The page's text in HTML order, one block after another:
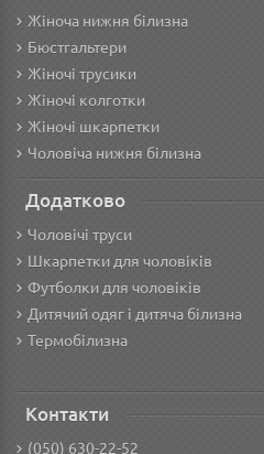
Жіноча нижня білизна
Бюстгальтери
Жіночі трусики
Жіночі колготки
Жіночі шкарпетки
Чоловіча нижня білизна
Додатково
Чоловічі труси
Шкарпетки для чоловіків
Футболки для чоловіків
Дитячий одяг і дитяча білизна
Термобілизна
Контакти
(050) 630-22-52